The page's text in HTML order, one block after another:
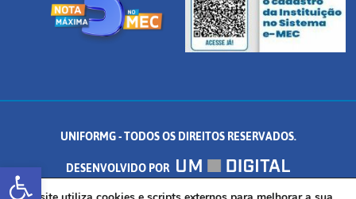
Abrir a barra de ferramentas
UNIFORMG - TODOS OS DIREITOS RESERVADOS.
DESENVOLVIDO POR